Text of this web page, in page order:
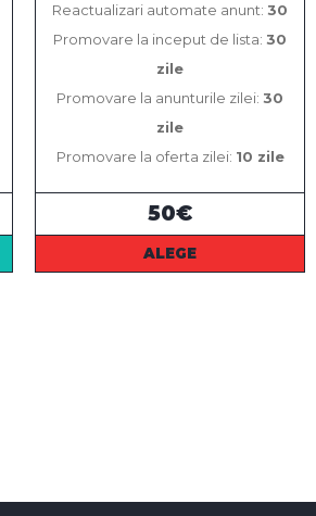
Reactualizari automate anunt: 30
Promovare la inceput de lista: 30
zile
Promovare la anunturile zilei: 30
zile
Promovare la oferta zilei: 10 zile
50€
ALEGE